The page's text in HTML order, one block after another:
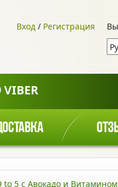
Вход / Регистрация
VIBER
5 с Авокадо и